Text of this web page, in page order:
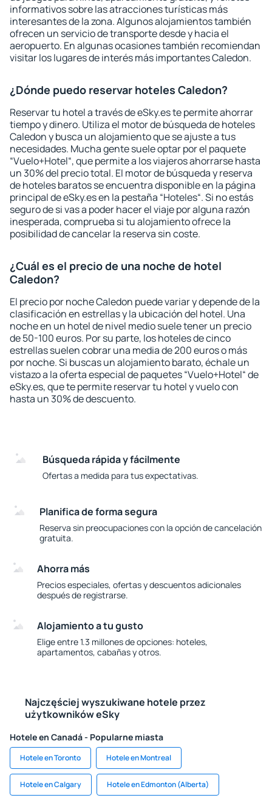
informativos sobre las atracciones turísticas más
interesantes de la zona. Algunos alojamientos también
ofrecen un servicio de transporte desde y hacia el
aeropuerto. En algunas ocasiones también recomiendan
visitar los lugares de interés más importantes Caledon.
¿Dónde puedo reservar hoteles Caledon?
Reservar tu hotel a través de eSky.es te permite ahorrar
tiempo y dinero. Utiliza el motor de búsqueda de hoteles
Caledon y busca un alojamiento que se ajuste a tus
necesidades. Mucha gente suele optar por el paquete
“Vuelo+Hotel“, que permite a los viajeros ahorrarse hasta
un 30% del precio total. El motor de búsqueda y reserva
de hoteles baratos se encuentra disponible en la página
principal de eSky.es en la pestaña “Hoteles“. Si no estás
seguro de si vas a poder hacer el viaje por alguna razón
inesperada, comprueba si tu alojamiento ofrece la
posibilidad de cancelar la reserva sin coste.
¿Cuál es el precio de una noche de hotel
Caledon?
El precio por noche Caledon puede variar y depende de la
clasificación en estrellas y la ubicación del hotel. Una
noche en un hotel de nivel medio suele tener un precio
de 50-100 euros. Por su parte, los hoteles de cinco
estrellas suelen cobrar una media de 200 euros o más
por noche. Si buscas un alojamiento barato, échale un
vistazo a la oferta especial de paquetes “Vuelo+Hotel“ de
eSky.es, que te permite reservar tu hotel y vuelo con
hasta un 30% de descuento.
Búsqueda rápida y fácilmente
Ofertas a medida para tus expectativas.
Planifica de forma segura
Reserva sin preocupaciones con la opción de cancelación
gratuita.
Ahorra más
Precios especiales, ofertas y descuentos adicionales
después de registrarse.
Alojamiento a tu gusto
Elige entre 1.3 millones de opciones: hoteles,
apartamentos, cabañas y otros.
Najczęściej wyszukiwane hotele przez
użytkowników eSky
Hotele en Canadá - Popularne miasta
Hotele en Toronto Hotele en Montreal
Hotele en Calgary Hotele en Edmonton (Alberta)